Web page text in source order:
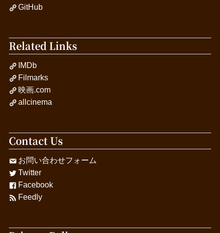
GitHub
Related Links
IMDb
Filmarks
映画.com
allcinema
Contact Us
お問い合わせフォーム
Twitter
Facebook
Feedly